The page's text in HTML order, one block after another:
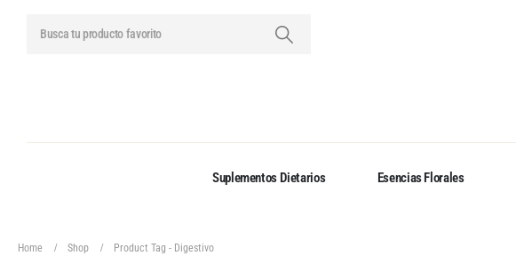
Suplementos Dietarios Esencias Florales
Home Shop Product Tag - Digestivo